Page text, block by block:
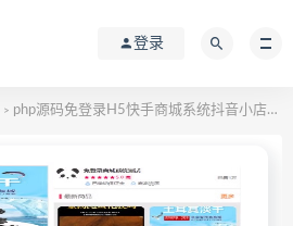
登录
> php源码免登录H5快手商城系统抖音小店商城全开源运营版本